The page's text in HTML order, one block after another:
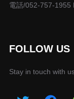
電話/052-757-1955
FOLLOW US
Stay in touch with